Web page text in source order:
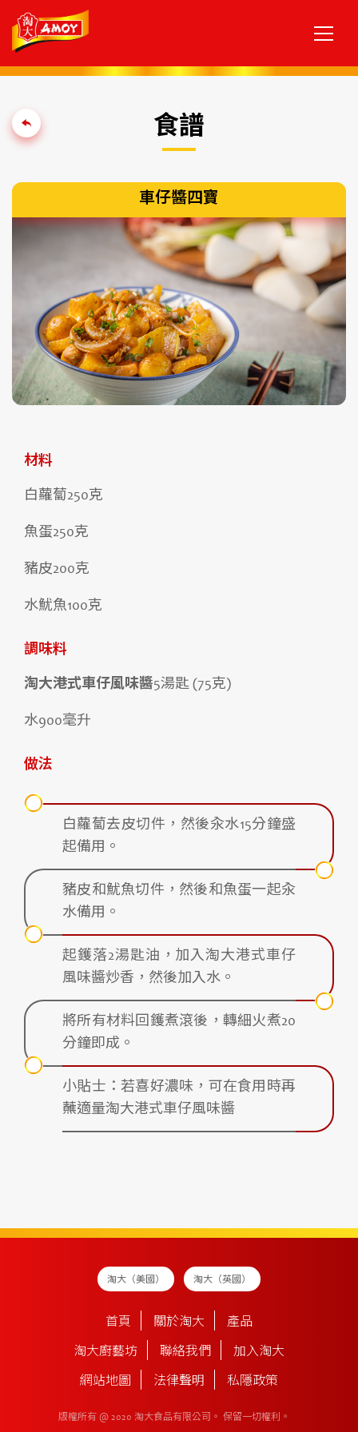
食譜
車仔醬四寶
材料
白蘿蔔250克
魚蛋250克
豬皮200克
水魷魚100克
調味料
淘大港式車仔風味醬5湯匙 (75克)
水900毫升
做法
白蘿蔔去皮切件，然後汆水15分鐘盛
起備用。
豬皮和魷魚切件，然後和魚蛋一起汆
水備用。
起鑊落2湯匙油，加入淘大港式車仔
風味醬炒香，然後加入水。
將所有材料回鑊煮滾後，轉細火煮20
分鐘即成。
小貼士：若喜好濃味，可在食用時再
蘸適量淘大港式車仔風味醬
淘大（美國） 淘大（英國）
首頁 關於淘大 產品
淘大廚藝坊 聯絡我們 加入淘大
網站地圖 法律聲明 私隱政策
版權所有 @ 2020 淘大食品有限公司。 保留一切權利。